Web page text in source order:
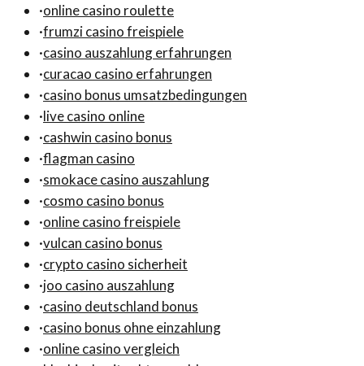
·online casino roulette
·frumzi casino freispiele
·casino auszahlung erfahrungen
·curacao casino erfahrungen
·casino bonus umsatzbedingungen
·live casino online
·cashwin casino bonus
·flagman casino
·smokace casino auszahlung
·cosmo casino bonus
·online casino freispiele
·vulcan casino bonus
·crypto casino sicherheit
·joo casino auszahlung
·casino deutschland bonus
·casino bonus ohne einzahlung
·online casino vergleich